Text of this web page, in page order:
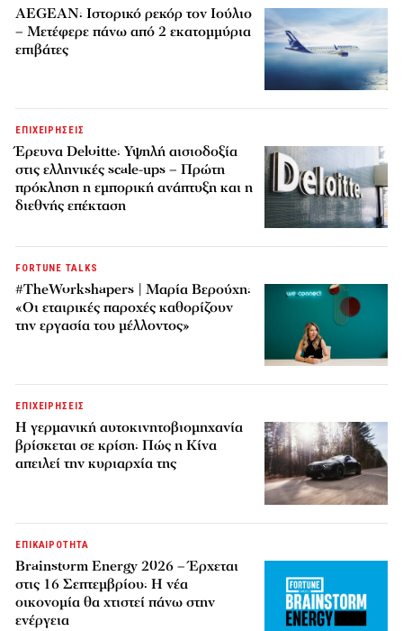
AEGEAN: Ιστορικό ρεκόρ τον Ιούλιο
– Μετέφερε πάνω από 2 εκατομμύρια
επιβάτες
ΕΠΙΧΕΙΡΗΣΕΙΣ
Έρευνα Deloitte: Υψηλή αισιοδοξία
στις ελληνικές scale-ups – Πρώτη
πρόκληση η εμπορική ανάπτυξη και η
διεθνής επέκταση
FORTUNE TALKS
#TheWorkshapers | Μαρία Βερούχη:
«Οι εταιρικές παροχές καθορίζουν
την εργασία του μέλλοντος»
ΕΠΙΧΕΙΡΗΣΕΙΣ
Η γερμανική αυτοκινητοβιομηχανία
βρίσκεται σε κρίση: Πώς η Κίνα
απειλεί την κυριαρχία της
ΕΠΙΚΑΙΡΟΤΗΤΑ
Brainstorm Energy 2026 – Έρχεται
στις 16 Σεπτεμβρίου: Η νέα
οικονομία θα χτιστεί πάνω στην
ενέργεια